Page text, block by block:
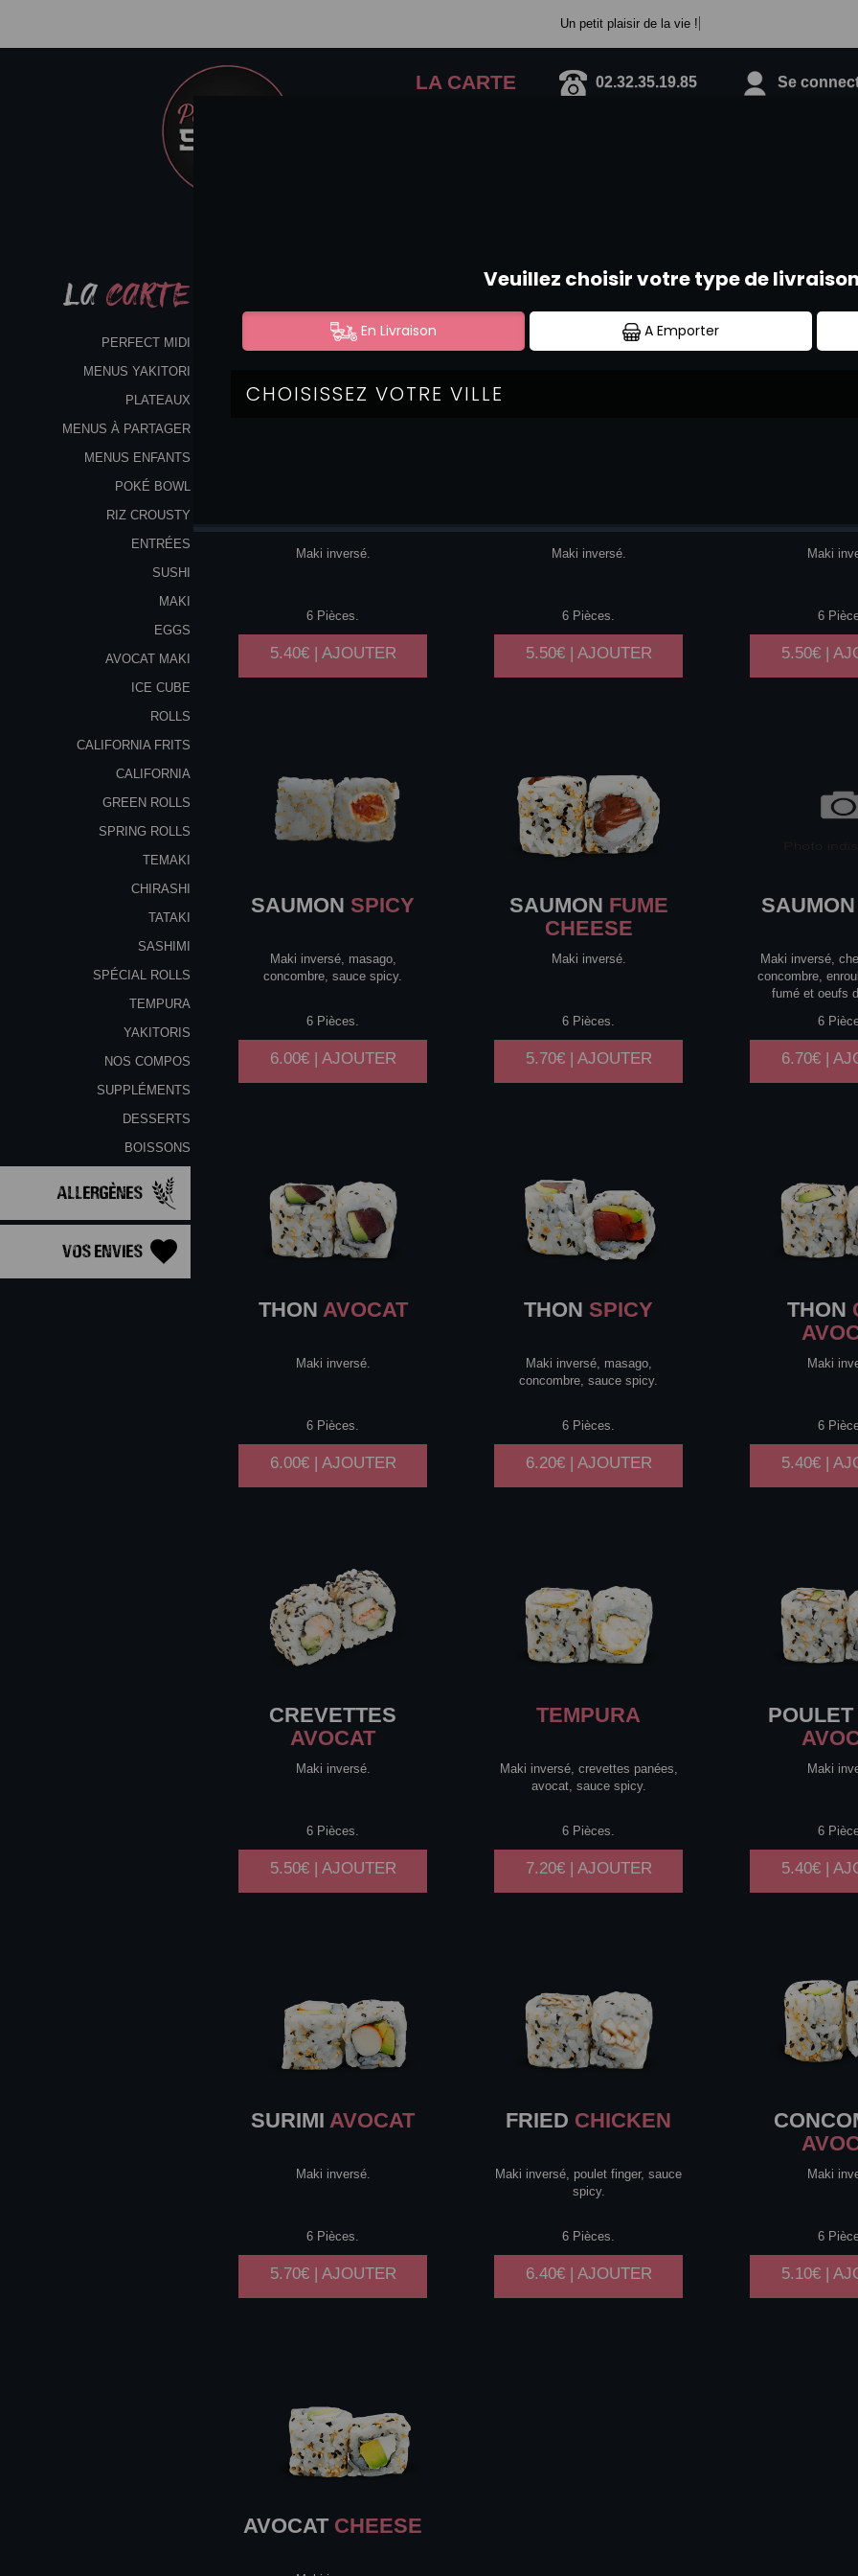
Un petit plaisir de la vie !
LA CARTE 02.32.35.19.85 Se
LA CARTE
PERFECT MIDI
MENUS YAKITORI
PLATEAUX
MENUS À PARTAGER
MENUS ENFANTS
POKÉ BOWL
RIZ CROUSTY
ENTRÉES
SUSHI
MAKI
EGGS
AVOCAT MAKI
ICE CUBE
ROLLS
CALIFORNIA FRITS
CALIFORNIA
GREEN ROLLS
SPRING ROLLS
TEMAKI
CHIRASHI
TATAKI
SASHIMI
SPÉCIAL ROLLS
TEMPURA
YAKITORIS
NOS COMPOS
SUPPLÉMENTS
DESSERTS
BOISSONS
Allergènes
Vos Envies
CALIFORNIA
Maki inversé.
6 Pièces.
5.40€ | AJOUTER
Maki inversé.
6 Pièces.
5.50€ | AJOUTER
Maki
6
5.50€ |
SAUMON SPICY
Maki inversé, masago,
concombre, sauce spicy.
6 Pièces.
6.00€ | AJOUTER
SAUMON FUME
CHEESE
Maki inversé.
6 Pièces.
5.70€ | AJOUTER
SAUMON
Maki inversé,
concombre,
fumé et oeufs
6
6.70€ |
THON AVOCAT
Maki inversé.
6 Pièces.
6.00€ | AJOUTER
THON SPICY
Maki inversé, masago,
concombre, sauce spicy.
6 Pièces.
6.20€ | AJOUTER
THON
Maki
6
5.40€ |
CREVETTES
AVOCAT
Maki inversé.
6 Pièces.
5.50€ | AJOUTER
TEMPURA
Maki inversé, crevettes panées,
avocat, sauce spicy.
6 Pièces.
7.20€ | AJOUTER
POULET
Maki
6
5.40€ |
SURIMI AVOCAT
Maki inversé.
6 Pièces.
5.70€ | AJOUTER
FRIED CHICKEN
Maki inversé, poulet finger, sauce
spicy.
6 Pièces.
6.40€ | AJOUTER
Maki
6
5.10€ |
AVOCATCHEESE